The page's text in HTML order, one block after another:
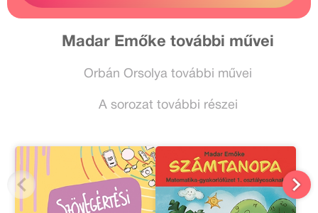
Madar Emőke további művei
Orbán Orsolya további művei
A sorozat további részei